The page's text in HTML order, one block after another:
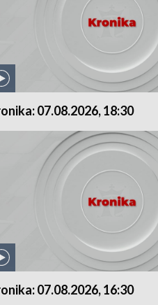
07.08.2026, 18:30
07.08.2026, 16:30